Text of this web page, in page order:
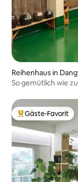
Reihenhaus in
So gemütlich wie zu Hause Bongtaek
Beliebter Gäste-
Gäste-Favorit